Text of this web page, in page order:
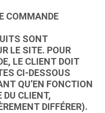
COMMANDE
SONT
LE SITE. POUR
LE CLIENT DOIT
CI-DESSOUS
QU’EN FONCTION
DU CLIENT,
DIFFÉRER).